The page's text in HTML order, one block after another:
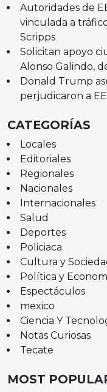
Autoridades de
vinculada a
Scripps
Solicitan apoyo
Alonso Galindo,
Donald Trump
perjudicaron a
CATEGORÍAS
Locales
Editoriales
Regionales
Nacionales
Internacionales
Salud
Deportes
Policiaca
Cultura y
Política y
Espectáculos
mexico
Ciencia Y
Notas Curiosas
Tecate
MOST